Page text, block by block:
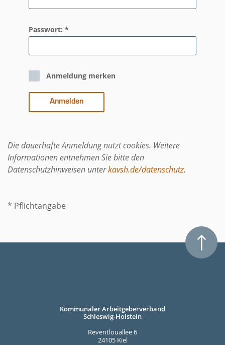
Passwort: *
Anmeldung merken
Die dauerhafte Anmeldung nutzt cookies. Weitere
Informationen entnehmen Sie bitte den
Datenschutzhinweisen unterkavsh.de/datenschutz.
* Pflichtangabe
Kommunaler Arbeitgeberverband
Schleswig-Holstein
Reventlouallee 6
24105 Kiel